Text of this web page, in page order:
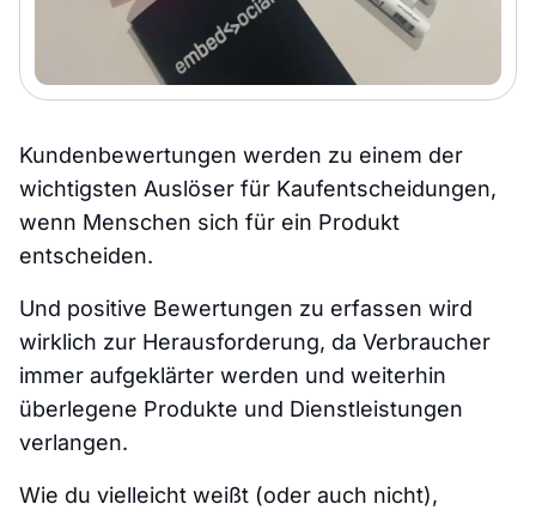
Kundenbewertungen werden zu einem der
wichtigsten Auslöser für Kaufentscheidungen,
wenn Menschen sich für ein Produkt
entscheiden.
Und positive Bewertungen zu erfassen wird
wirklich zur Herausforderung, da Verbraucher
immer aufgeklärter werden und weiterhin
überlegene Produkte und Dienstleistungen
verlangen.
Wie du vielleicht weißt (oder auch nicht),